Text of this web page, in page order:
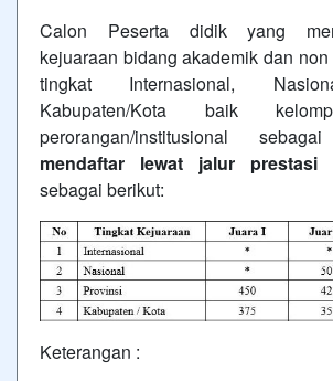
Calon Peserta didik yang
kejuaraan bidang akademik dan
tingkat Internasional,
Kabupaten/Kota baik
perorangan/institusional
mendaftar lewat jalur prestasi
sebagai berikut:
Keterangan :